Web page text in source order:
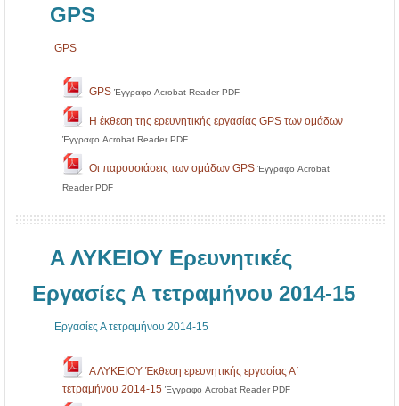
GPS
GPS
GPSΈγγραφο Acrobat Reader PDF
Η έκθεση της ερευνητικής εργασίας GPS των ομάδων
Έγγραφο Acrobat Reader PDF
Οι παρουσιάσεις των ομάδων GPS Έγγραφο Acrobat
Reader PDF
Α ΛΥΚΕΙΟΥ Ερευνητικές
Εργασίες Α τετραμήνου 2014-15
Εργασίες Α τετραμήνου 2014-15
Α ΛΥΚΕΙΟΥ Έκθεση ερευνητικής εργασίας Α΄
τετραμήνου 2014-15 Έγγραφο Acrobat Reader PDF